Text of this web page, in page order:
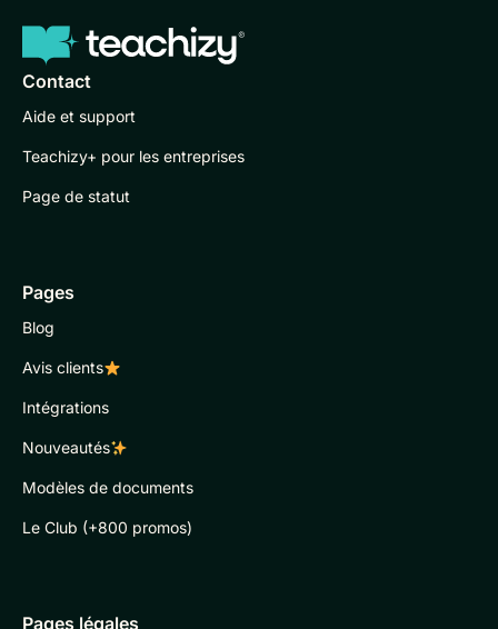
Contact
Aide et support
Teachizy+ pour les entreprises
Page de statut
Pages
Blog
Avis clients
Intégrations
Nouveautés
Modèles de documents
Le Club (+800 promos)
Pages légales